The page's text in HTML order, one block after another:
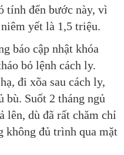
tính đến bước này, vì
yết là 1,5 triệu.
báo cập nhật khóa
bỏ lệnh cách ly.
đi xõa sau cách ly,
bù. Suốt 2 tháng ngủ
lên, dù đã rất chăm chỉ
không đủ trình qua mặt